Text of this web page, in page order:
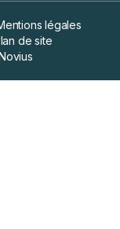
légales
de site